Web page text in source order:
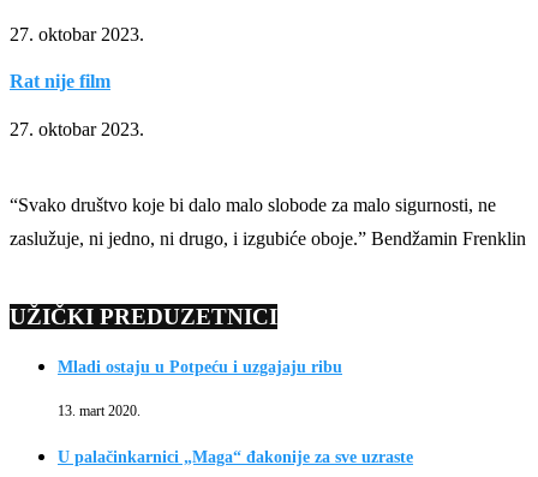
27. oktobar 2023.
Rat nije film
27. oktobar 2023.
“Svako društvo koje bi dalo malo slobode za malo sigurnosti, ne
zaslužuje, ni jedno, ni drugo, i izgubiće oboje.” Bendžamin Frenklin
UŽIČKI PREDUZETNICI
Mladi ostaju u Potpeću i uzgajaju ribu
13. mart 2020.
U palačinkarnici „Maga“ đakonije za sve uzraste